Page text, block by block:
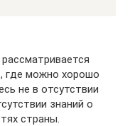
где можно хорошо
не в отсутствии
знаний о
страны.